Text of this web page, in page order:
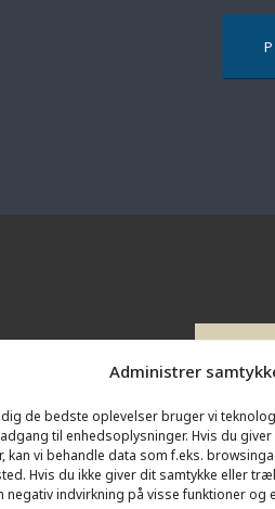
Administrer
de bedste oplevelser bruger vi
til enhedsoplysninger. Hvis du
kan vi behandle data som f.eks.
Hvis du ikke giver dit samtykke eller
negativ indvirkning på visse funktioner og
den 4.
Bunkerens loft og
som blev bygget i